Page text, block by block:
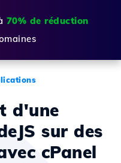
70% de réduction
d'une
sur des
cPanel